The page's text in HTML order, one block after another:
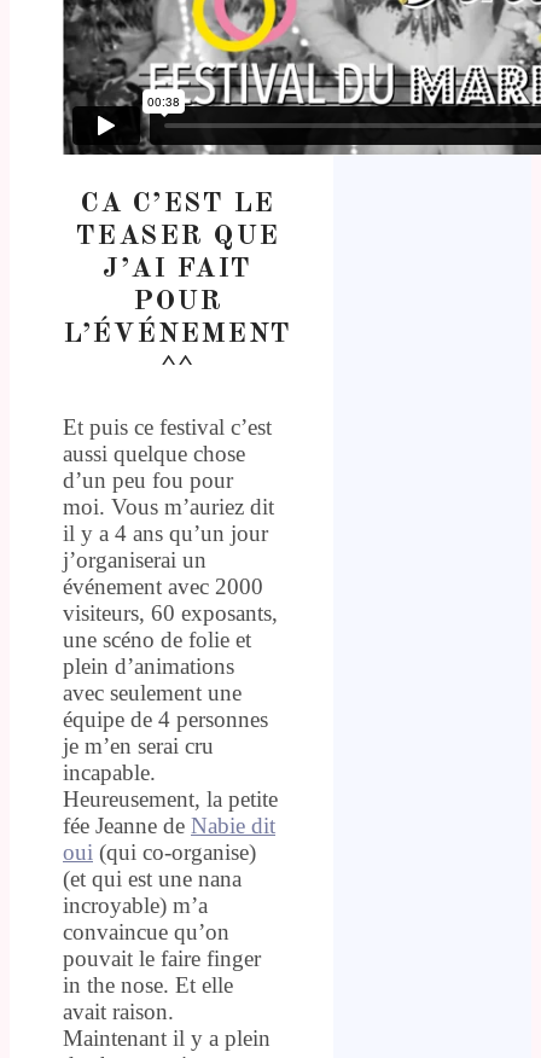
CA C’EST LE
TEASER QUE
J’AI FAIT
POUR
L’ÉVÉNEMENT
^^
Et puis ce festival c’est
aussi quelque chose
d’un peu fou pour
moi. Vous m’auriez dit
il y a 4 ans qu’un jour
j’organiserai un
événement avec 2000
visiteurs, 60 exposants,
une scéno de folie et
plein d’animations
avec seulement une
équipe de 4 personnes
je m’en serai cru
incapable.
Heureusement, la petite
fée Jeanne de Nabie dit
oui (qui co-organise)
(et qui est une nana
incroyable) m’a
convaincue qu’on
pouvait le faire finger
in the nose. Et elle
avait raison.
Maintenant il y a plein